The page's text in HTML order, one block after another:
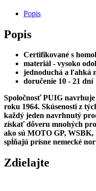
TOURING
X
MM
Popis
Popis
Certifikované s
materiál - vysoko
jednoduchá a ľahká
doručenie 10 - 21 dní
Spoločnosť PUIG
roku 1964. Skúsenosti z
každý jeden navrhnutý
získať dôveru mnohých
ako sú MOTO GP, WSBK,
spĺňajú prísne nemecké
Zdielajte